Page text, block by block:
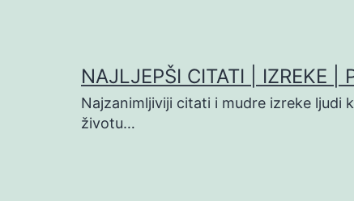
NAJLJEPŠI CITATI | IZREKE |
Najzanimljiviji citati i mudre izreke ljudi
životu…